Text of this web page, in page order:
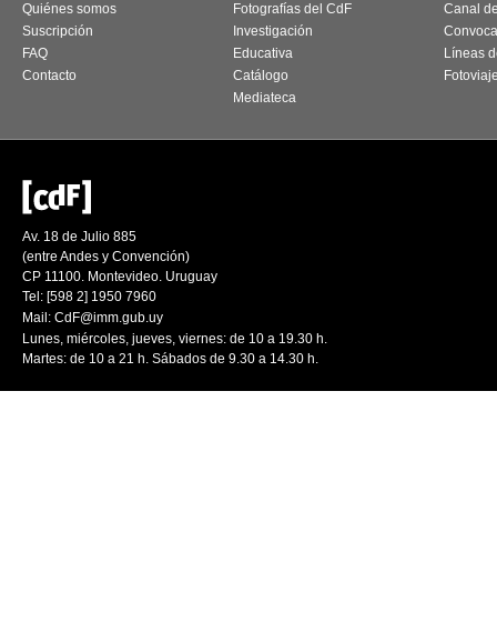
Quiénes somos
Suscripción
FAQ
Contacto
Fotografías del CdF
Investigación
Educativa
Catálogo
Mediateca
Canal
Líneas
Av. 18 de Julio 885
(entre Andes y Convención)
CP 11100. Montevideo. Uruguay
Tel: [598 2] 1950 7960
Mail: CdF@imm.gub.uy
Lunes, miércoles, jueves, viernes: de 10 a 19.30 h.
Martes: de 10 a 21 h. Sábados de 9.30 a 14.30 h.